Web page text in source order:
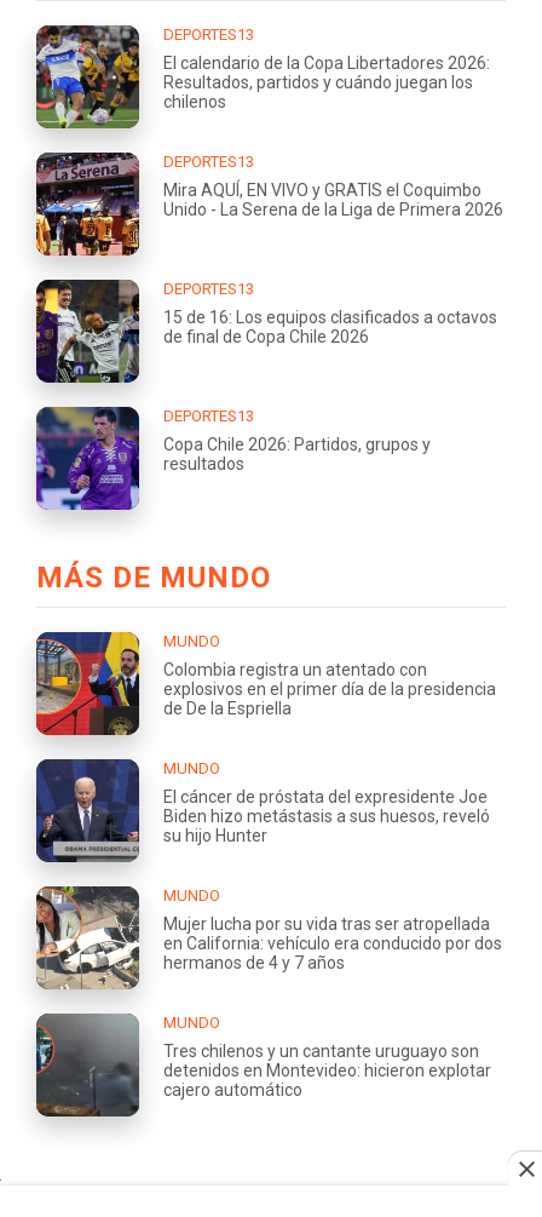
DEPORTES13
El calendario de la Copa Libertadores 2026:
Resultados, partidos y cuándo juegan los
chilenos
DEPORTES13
Mira AQUÍ, EN VIVO y GRATIS el Coquimbo
Unido - La Serena de la Liga de Primera 2026
DEPORTES13
15 de 16: Los equipos clasificados a octavos
de final de Copa Chile 2026
DEPORTES13
Copa Chile 2026: Partidos, grupos y
resultados
MÁS DE MUNDO
MUNDO
Colombia registra un atentado con
explosivos en el primer día de la presidencia
de De la Espriella
MUNDO
El cáncer de próstata del expresidente Joe
Biden hizo metástasis a sus huesos, reveló
su hijo Hunter
MUNDO
Mujer lucha por su vida tras ser atropellada
en California: vehículo era conducido por dos
hermanos de 4 y 7 años
MUNDO
Tres chilenos y un cantante uruguayo son
detenidos en Montevideo: hicieron explotar
cajero automático